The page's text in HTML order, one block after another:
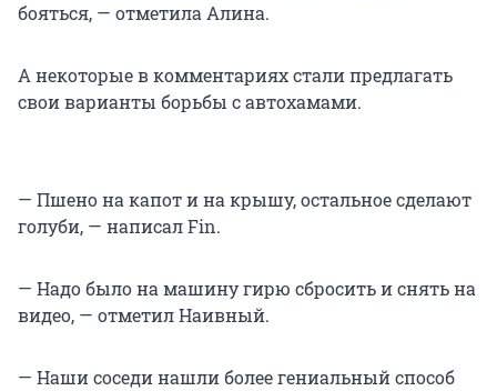
бояться, — отметила Алина.
А некоторые в комментариях стали предлагать
свои варианты борьбы с автохамами.
— Пшено на капот и на крышу, остальное сделают
голуби, — написал Fin.
— Надо было на машину гирю сбросить и снять на
видео, — отметил Наивный.
— Наши соседи нашли более гениальный способ